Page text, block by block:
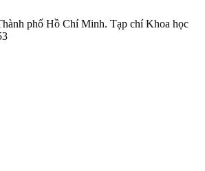
phố Hồ Chí Minh. Tạp chí Khoa học